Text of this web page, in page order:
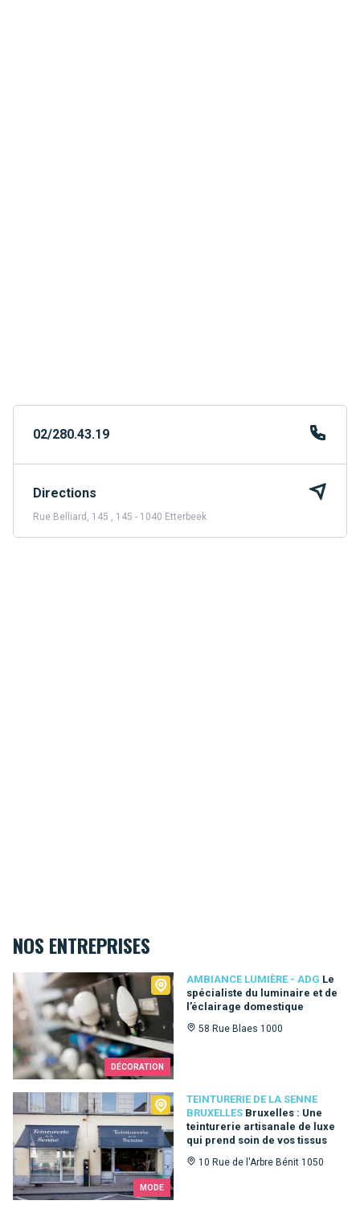
02/280.43.19
Directions
Rue Belliard, 145 , 145 - 1040 Etterbeek
NOS ENTREPRISES
DÉCORATION
AMBIANCE LUMIÈRE - ADG Le
spécialiste du luminaire et de
l’éclairage domestique
58 Rue Blaes 1000
Ambiance Lumière - ADG
MODE
TEINTURERIE DE LA SENNE
BRUXELLES Bruxelles : Une
teinturerie artisanale de luxe
qui prend soin de vos tissus
10 Rue de l'Arbre Bénit 1050
Teinturerie de la Senne Bruxelles